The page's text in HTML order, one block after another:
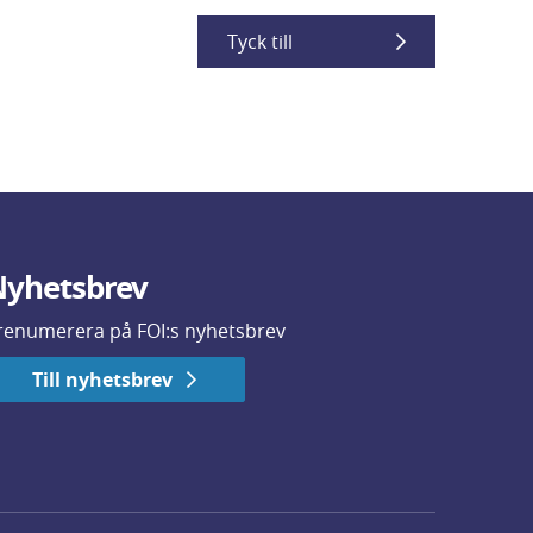
Tyck till
på FOI:s nyhetsbrev
Till nyhetsbrev